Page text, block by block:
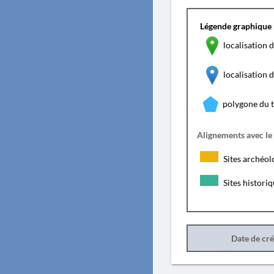
Légende graphique
localisation
localisation
polygone du
Alignements avec
Sites
Sites
Date de